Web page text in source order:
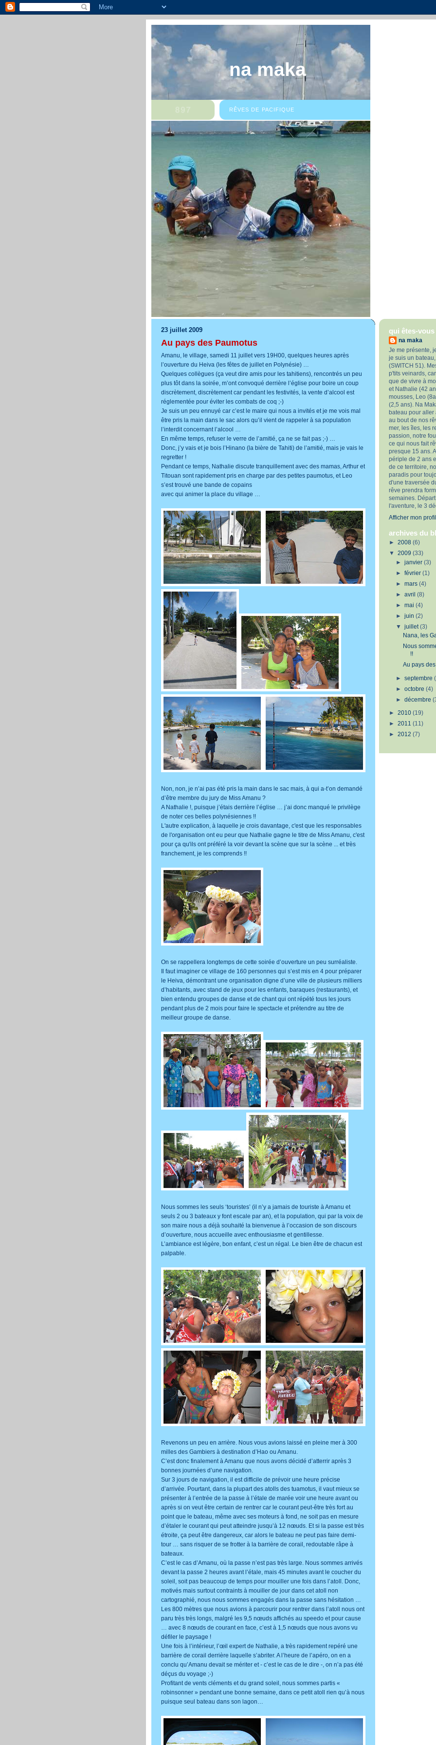
na maka
RÊVES DE PACIFIQUE
23 juillet 2009
Au pays des Paumotus
Amanu, le village, samedi 11 juillet vers 19H00, quelques heures après
l’ouverture du Heiva (les fêtes de juillet en Polynésie) …
Quelques collègues (ça veut dire amis pour les tahitiens), rencontrés un peu
plus tôt dans la soirée, m’ont convoqué derrière l’église pour boire un coup
discrètement, discrètement car pendant les festivités, la vente d’alcool est
réglementée pour éviter les combats de coq ;-)
Je suis un peu ennuyé car c’est le maire qui nous a invités et je me vois mal
être pris la main dans le sac alors qu’il vient de rappeler à sa population
l’interdit concernant l’alcool …
En même temps, refuser le verre de l’amitié, ça ne se fait pas ;-) …
Donc, j’y vais et je bois l’Hinano (la bière de Tahiti) de l’amitié, mais je vais le
regretter !
Pendant ce temps, Nathalie discute tranquillement avec des mamas, Arthur et
Titouan sont rapidement pris en charge par des petites paumotus, et Leo
s’est trouvé une bande de copains
avec qui animer la place du village …
Non, non, je n’ai pas été pris la main dans le sac mais, à qui a-t’on demandé
d’être membre du jury de Miss Amanu ?
A Nathalie !, puisque j’étais derrière l’église … j’ai donc manqué le privilège
de noter ces belles polynésiennes !!
L'autre explication, à laquelle je crois davantage, c'est que les responsables
de l'organisation ont eu peur que Nathalie gagne le titre de Miss Amanu, c'est
pour ça qu'ils ont préféré la voir devant la scène que sur la scène ... et très
franchement, je les comprends !!
On se rappellera longtemps de cette soirée d’ouverture un peu surréaliste.
Il faut imaginer ce village de 160 personnes qui s’est mis en 4 pour préparer
le Heiva, démontrant une organisation digne d’une ville de plusieurs milliers
d’habitants, avec stand de jeux pour les enfants, baraques (restaurants), et
bien entendu groupes de danse et de chant qui ont répété tous les jours
pendant plus de 2 mois pour faire le spectacle et prétendre au titre de
meilleur groupe de danse.
Nous sommes les seuls ‘touristes’ (il n’y a jamais de touriste à Amanu et
seuls 2 ou 3 bateaux y font escale par an), et la population, qui par la voix de
son maire nous a déjà souhaité la bienvenue à l’occasion de son discours
d’ouverture, nous accueille avec enthousiasme et gentillesse.
L’ambiance est légère, bon enfant, c’est un régal. Le bien être de chacun est
palpable.
Revenons un peu en arrière. Nous vous avions laissé en pleine mer à 300
milles des Gambiers à destination d’Hao ou Amanu.
C’est donc finalement à Amanu que nous avons décidé d’atterrir après 3
bonnes journées d’une navigation.
Sur 3 jours de navigation, il est difficile de prévoir une heure précise
d’arrivée. Pourtant, dans la plupart des atolls des tuamotus, il vaut mieux se
présenter à l’entrée de la passe à l’étale de marée voir une heure avant ou
après si on veut être certain de rentrer car le courant peut-être très fort au
point que le bateau, même avec ses moteurs à fond, ne soit pas en mesure
d’étaler le courant qui peut atteindre jusqu’à 12 nœuds. Et si la passe est très
étroite, ça peut être dangereux, car alors le bateau ne peut pas faire demi-
tour … sans risquer de se frotter à la barrière de corail, redoutable râpe à
bateaux.
C’est le cas d’Amanu, où la passe n’est pas très large. Nous sommes arrivés
devant la passe 2 heures avant l’étale, mais 45 minutes avant le coucher du
soleil, soit pas beaucoup de temps pour mouiller une fois dans l’atoll. Donc,
motivés mais surtout contraints à mouiller de jour dans cet atoll non
cartographié, nous nous sommes engagés dans la passe sans hésitation …
Les 800 mètres que nous avions à parcourir pour rentrer dans l’atoll nous ont
paru très très longs, malgré les 9,5 nœuds affichés au speedo et pour cause
… avec 8 nœuds de courant en face, c’est à 1,5 nœuds que nous avons vu
défiler le paysage !
Une fois à l’intérieur, l’œil expert de Nathalie, a très rapidement repéré une
barrière de corail derrière laquelle s’abriter. A l’heure de l’apéro, on en a
conclu qu’Amanu devait se mériter et - c’est le cas de le dire -, on n’a pas été
déçus du voyage ;-)
Profitant de vents cléments et du grand soleil, nous sommes partis «
robinsonner » pendant une bonne semaine, dans ce petit atoll rien qu’à nous
puisque seul bateau dans son lagon…
qui êtes-vous
na maka
Je me présente,
je suis un
(SWITCH 51).
p'tits veinards,
que de vivre à
et Nathalie (42
mousses, Leo
(2,5 ans). Na
bateau pour
au bout de nos
mer, les îles, les
passion, notre
ce qui nous fait
presque 15 ans.
périple de 2 ans
de ce territoire,
paradis pour
d'une traversée
rêve prendra
semaines.
l'aventure, le 3
Afficher mon
archives du
► 2008 (6)
▼ 2009 (33)
►janvier(3)
►février(1)
►mars(4)
►avril(8)
►mai(4)
►juin(2)
▼juillet(3)
Nana, les
Nous
!!
Au pays
►septembre
►octobre(4)
►décembre
► 2010 (19)
► 2011 (11)
► 2012 (7)